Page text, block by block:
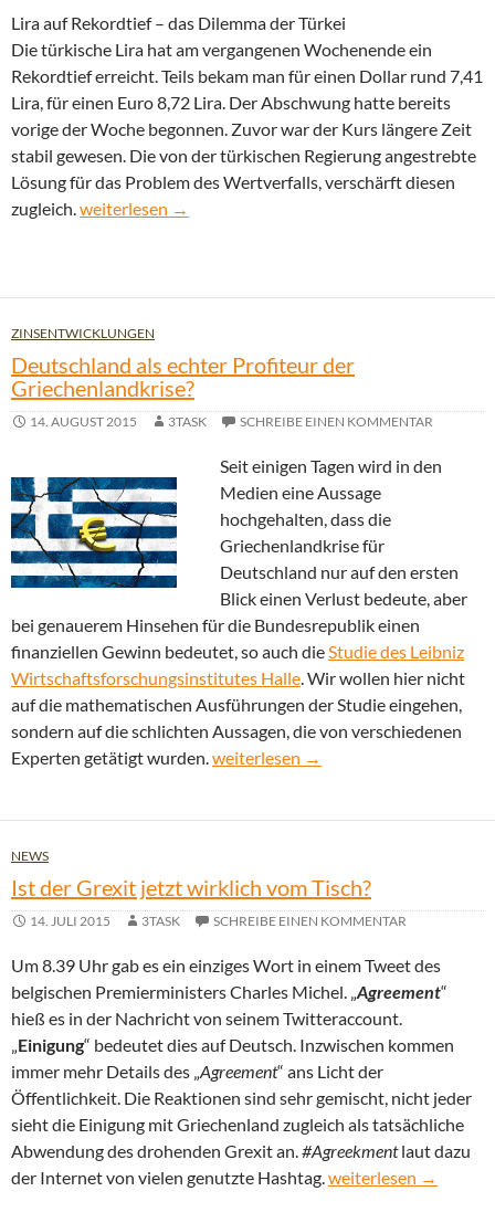
Lira auf Rekordtief – das Dilemma der Türkei
Die türkische Lira hat am vergangenen Wochenende ein
Rekordtief erreicht. Teils bekam man für einen Dollar rund 7,41
Lira, für einen Euro 8,72 Lira. Der Abschwung hatte bereits
vorige der Woche begonnen. Zuvor war der Kurs längere Zeit
stabil gewesen. Die von der türkischen Regierung angestrebte
Lösung für das Problem des Wertverfalls, verschärft diesen
zugleich.Lira auf Rekordtief – das Dilemma der Türkei
weiterlesen →
ZINSENTWICKLUNGEN
Deutschland als echter Profiteur der
Griechenlandkrise?
14. AUGUST 2015 3TASK SCHREIBE EINEN KOMMENTAR
Seit einigen Tagen wird in den
Medien eine Aussage
hochgehalten, dass die
Griechenlandkrise für
Deutschland nur auf den ersten
Blick einen Verlust bedeute, aber
bei genauerem Hinsehen für die Bundesrepublik einen
finanziellen Gewinn bedeutet, so auch dieStudie des Leibniz
Wirtschaftsforschungsinstitutes Halle. Wir wollen hier nicht
auf die mathematischen Ausführungen der Studie eingehen,
sondern auf die schlichten Aussagen, die von verschiedenen
Experten getätigt wurden.Deutschland als echter Profiteur der
weiterlesen →
NEWS
Ist der Grexit jetzt wirklich vom Tisch?
14. JULI 2015 3TASK SCHREIBE EINEN KOMMENTAR
Um 8.39 Uhr gab es ein einziges Wort in einem Tweet des
belgischen Premierministers Charles Michel. „Agreement“
hieß es in der Nachricht von seinem Twitteraccount.
„Einigung“ bedeutet dies auf Deutsch. Inzwischen kommen
immer mehr Details des „Agreement“ ans Licht der
Öffentlichkeit. Die Reaktionen sind sehr gemischt, nicht jeder
sieht die Einigung mit Griechenland zugleich als tatsächliche
Abwendung des drohenden Grexit an.#Agreekmentlaut dazu
der Internet von vielen genutzte Hashtag.Ist der Grexit jetzt
weiterlesen →